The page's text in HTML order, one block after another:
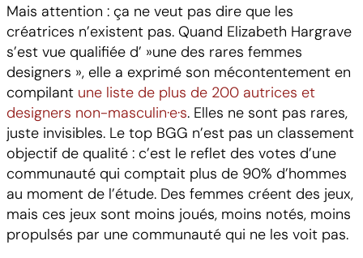
Mais attention : ça ne veut pas dire que les
créatrices n’existent pas. Quand Elizabeth Hargrave
s’est vue qualifiée d’ »une des rares femmes
designers », elle a exprimé son mécontentement en
compilant une liste de plus de 200 autrices et
designers non-masculin·e·s. Elles ne sont pas rares,
juste invisibles. Le top BGG n’est pas un classement
objectif de qualité : c’est le reflet des votes d’une
communauté qui comptait plus de 90% d’hommes
au moment de l’étude. Des femmes créent des jeux,
mais ces jeux sont moins joués, moins notés, moins
propulsés par une communauté qui ne les voit pas.